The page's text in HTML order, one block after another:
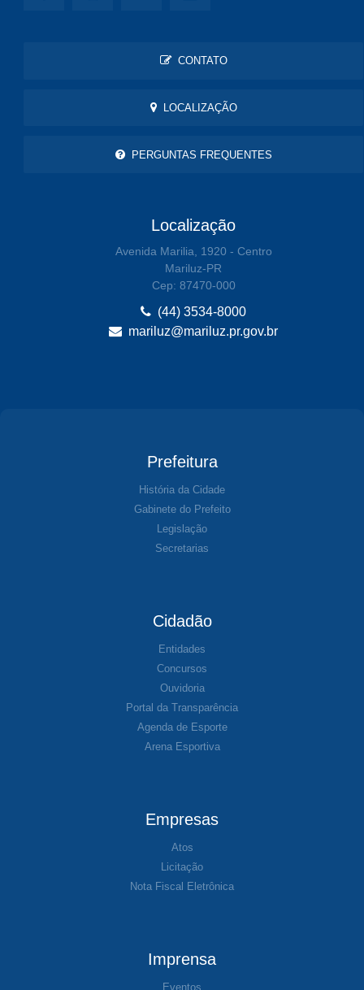
CONTATO
LOCALIZAÇÃO
PERGUNTAS FREQUENTES
Localização
Avenida Marilia, 1920 - Centro
Mariluz-PR
Cep: 87470-000
(44) 3534-8000
mariluz@mariluz.pr.gov.br
Prefeitura
História da Cidade
Gabinete do Prefeito
Legislação
Secretarias
Cidadão
Entidades
Concursos
Ouvidoria
Portal da Transparência
Agenda de Esporte
Arena Esportiva
Empresas
Atos
Licitação
Nota Fiscal Eletrônica
Imprensa
Eventos